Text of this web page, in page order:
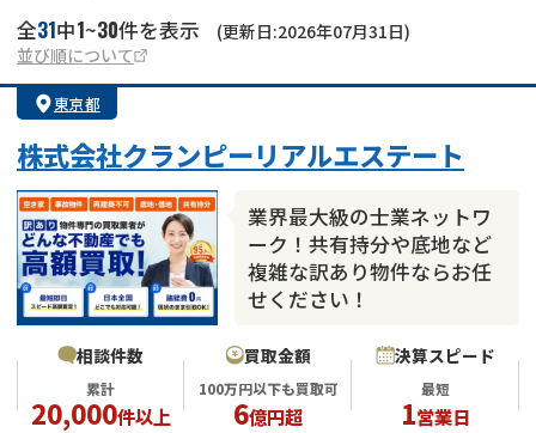
借地 不動産リースバック
任意売却
アンケート調査
全31中1~30件を表示
(更新日:2026年07月31日)
並び順について
東京都
株式会社クランピーリアルエステート
業界最大級の士業ネットワ
ーク！共有持分や底地など
複雑な訳あり物件ならお任
せください！
相談件数
累計
20,000件以上
買取金額
100万円以下も買取可
6億円超
決算スピード
最短
1営業日